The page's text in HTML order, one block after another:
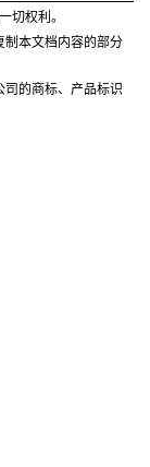
切权利。
制本文档内容的部分
司的商标、产品标识